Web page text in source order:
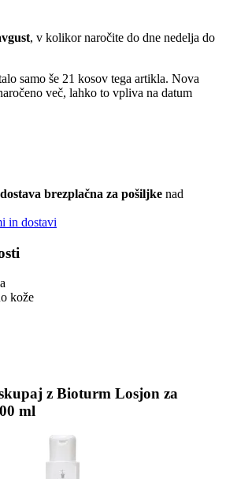
, v kolikor naročite do dne nedelja do
samo še 21 kosov tega artikla. Nova
več, lahko to vpliva na datum
brezplačna za pošiljke nad
in dostavi
kože
z Bioturm Losjon za
ml